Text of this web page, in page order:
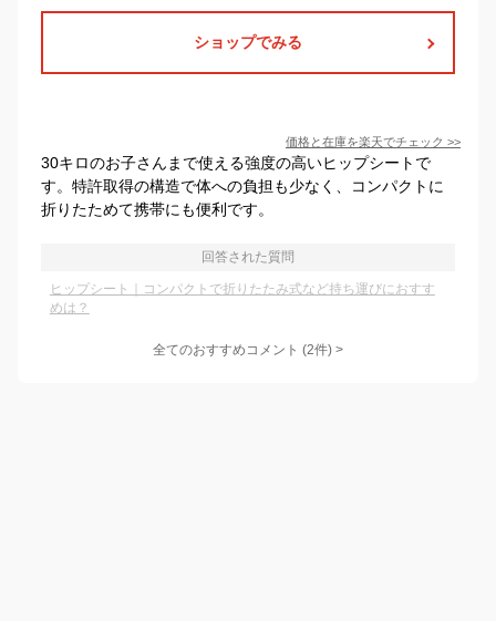
ショップでみる
価格と在庫を楽天でチェック >>
30キロのお子さんまで使える強度の高いヒップシートで
す。特許取得の構造で体への負担も少なく、コンパクトに
折りたためて携帯にも便利です。
回答された質問
ヒップシート｜コンパクトで折りたたみ式など持ち運びにおすす
めは？
全てのおすすめコメント (2件) >